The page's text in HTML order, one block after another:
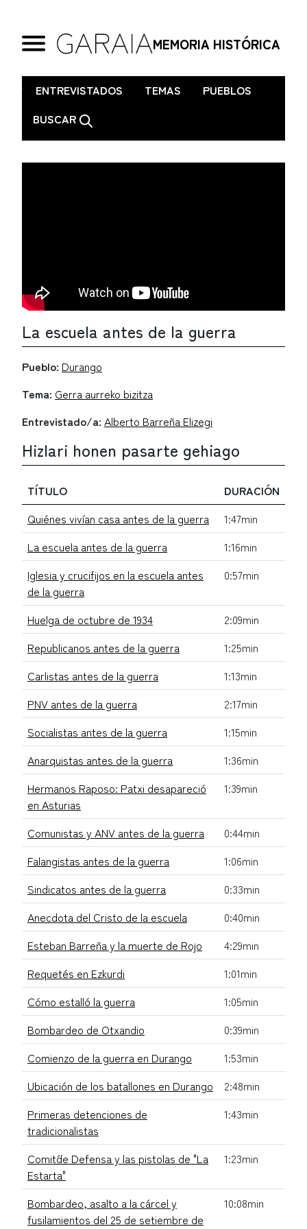
MEMORIA HISTÓRICA
. ENTREVISTADOS TEMAS
PUEBLOS
BUSCAR
La escuela antes de la guerra
Pueblo: Durango
Tema: Gerra aurreko bizitza
Entrevistado/a: Alberto Barreña Elizegi
Hizlari honen pasarte gehiago
TÍTULO
DURACIÓN
Quiénes vivían casa antes de la guerra
1:47min
La escuela antes de la guerra
1:16min
Iglesia y crucifijos en la escuela antes
de la guerra
0:57min
Huelga de octubre de 1934
2:09min
Republicanos antes de la guerra
1:25min
Carlistas antes de la guerra
1:13min
PNV antes de la guerra
2:17min
Socialistas antes de la guerra
1:15min
Anarquistas antes de la guerra
1:36min
Hermanos Raposo: Patxi desapareció
en Asturias
1:39min
Comunistas y ANV antes de la guerra
0:44min
Falangistas antes de la guerra
1:06min
Sindicatos antes de la guerra
0:33min
Anecdota del Cristo de la escuela
0:40min
Esteban Barreña y la muerte de Rojo
4:29min
Requetés en Ezkurdi
1:01min
Cómo estalló la guerra
1:05min
Bombardeo de Otxandio
0:39min
Comienzo de la guerra en Durango
1:53min
Ubicación de los batallones en Durango
2:48min
Primeras detenciones de
tradicionalistas
1:43min
Comit´de Defensa y las pistolas de "La
Estarta"
1:23min
Bombardeo, asalto a la cárcel y
fusilamientos del 25 de setiembre de
10:08min